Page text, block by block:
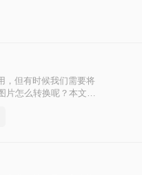
，但有时候我们需要将
片怎么转换呢？本文将